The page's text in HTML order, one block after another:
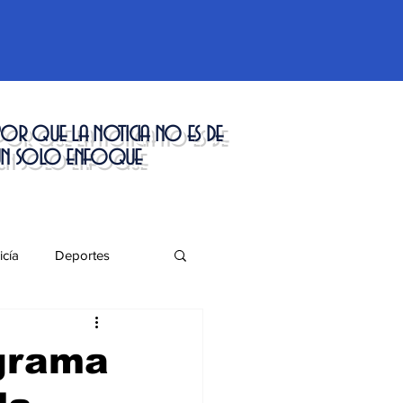
que la noticia no es de
solo enfoque
Deportes